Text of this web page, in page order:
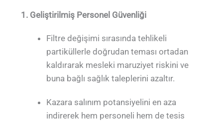
1. Geliştirilmiş Personel Güvenliği
Filtre değişimi sırasında tehlikeli
partiküllerle doğrudan teması ortadan
kaldırarak mesleki maruziyet riskini ve
buna bağlı sağlık taleplerini azaltır.
Kazara salınım potansiyelini en aza
indirerek hem personeli hem de tesis